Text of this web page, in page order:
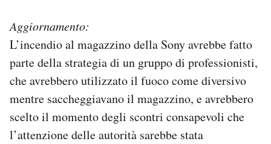
AREA PERSONALE
Area Personale
Newsletter
Regala il Post
Hai bisogno di aiuto?
Esci
Aggiornamento:
L’incendio al magazzino della Sony avrebbe fatto
parte della strategia di un gruppo di professionisti,
che avrebbero utilizzato il fuoco come diversivo
mentre saccheggiavano il magazzino, e avrebbero
scelto il momento degli scontri consapevoli che
l’attenzione delle autorità sarebbe stata